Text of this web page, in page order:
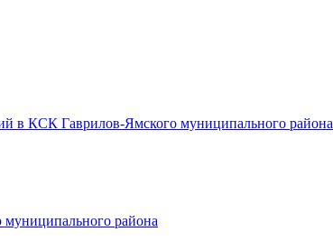
в КСК Гаврилов-Ямского муниципального района
района